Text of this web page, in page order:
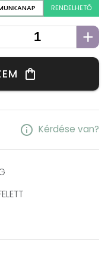
RENDELHETŐ
+
shopping_bag
info Kérdése van?